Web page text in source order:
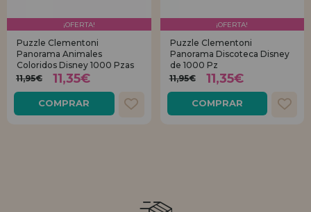
¡OFERTA!
Puzzle Clementoni
Panorama Animales
Coloridos Disney 1000 Pzas
11,95€
11,35€
COMPRAR
¡OFERTA!
Puzzle Clementoni
Panorama Discoteca Disney
de 1000 Pz
11,95€
11,35€
COMPRAR